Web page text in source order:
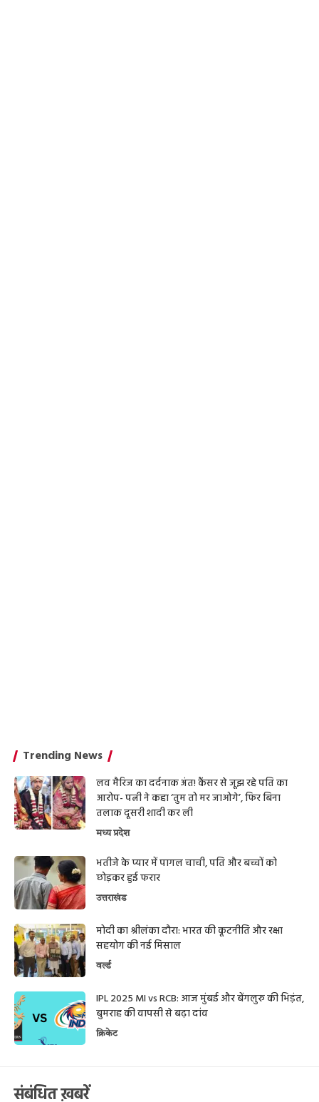
Trending News
लव मैरिज का दर्दनाक अंत! कैंसर से जूझ रहे पति का
आरोप- पत्नी ने कहा ‘तुम तो मर जाओगे’, फिर बिना
तलाक दूसरी शादी कर ली
मध्य प्रदेश
भतीजे के प्यार में पागल चाची, पति और बच्चों को
छोड़कर हुई फरार
उत्तराखंड
मोदी का श्रीलंका दौरा: भारत की कूटनीति और रक्षा
सहयोग की नई मिसाल
वर्ल्ड
IPL 2025 MI vs RCB: आज मुंबई और बेंगलुरु की भिड़ंत,
बुमराह की वापसी से बढ़ा दांव
क्रिकेट
संबंधित ख़बरें